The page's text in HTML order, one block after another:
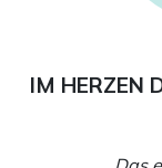
IM HERZEN